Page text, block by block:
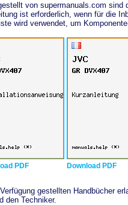
von supermanuals.com
ist erforderlich, wenn für die
wird verwendet, um
PDF Download PDF
gestellten Handbücher
den Techniker.